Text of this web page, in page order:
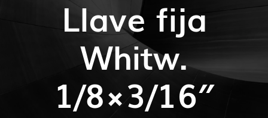
Llave fija
Whitw.
1/8×3/16″